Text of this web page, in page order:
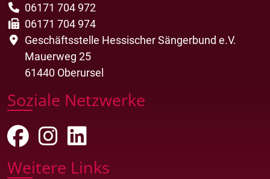
06171 704 972
06171 704 974
Geschäftsstelle Hessischer Sängerbund e.V.
Mauerweg 25
61440 Oberursel
Soziale Netzwerke
Weitere Links